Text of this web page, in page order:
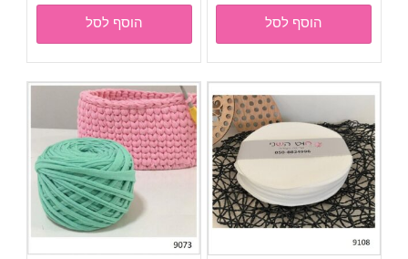
הוסף לסל הוסף לסל